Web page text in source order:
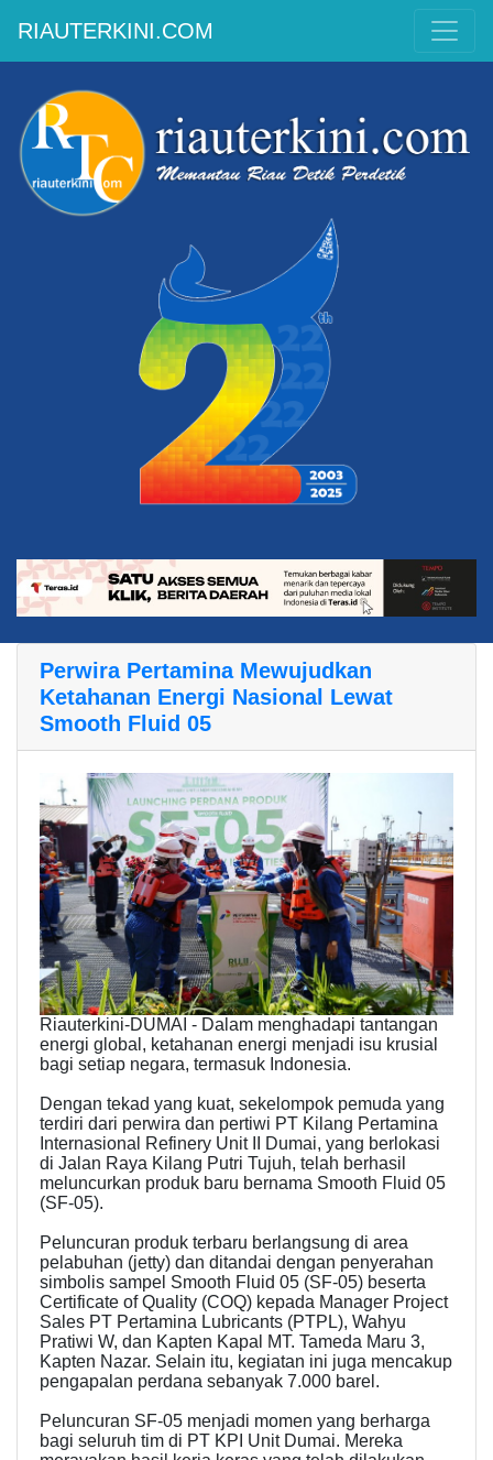
RIAUTERKINI.COM
Perwira Pertamina Mewujudkan
Ketahanan Energi Nasional Lewat
Smooth Fluid 05
Riauterkini-DUMAI - Dalam menghadapi tantangan
energi global, ketahanan energi menjadi isu krusial
bagi setiap negara, termasuk Indonesia.
Dengan tekad yang kuat, sekelompok pemuda yang
terdiri dari perwira dan pertiwi PT Kilang Pertamina
Internasional Refinery Unit II Dumai, yang berlokasi
di Jalan Raya Kilang Putri Tujuh, telah berhasil
meluncurkan produk baru bernama Smooth Fluid 05
(SF-05).
Peluncuran produk terbaru berlangsung di area
pelabuhan (jetty) dan ditandai dengan penyerahan
simbolis sampel Smooth Fluid 05 (SF-05) beserta
Certificate of Quality (COQ) kepada Manager Project
Sales PT Pertamina Lubricants (PTPL), Wahyu
Pratiwi W, dan Kapten Kapal MT. Tameda Maru 3,
Kapten Nazar. Selain itu, kegiatan ini juga mencakup
pengapalan perdana sebanyak 7.000 barel.
Peluncuran SF-05 menjadi momen yang berharga
bagi seluruh tim di PT KPI Unit Dumai. Mereka